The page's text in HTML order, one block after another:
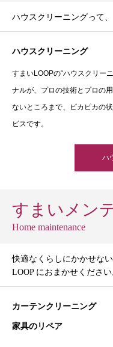
ハウスクリーニングって
ハウスクリーニング
すまいLOOPの“ハウスクリー
ナルが、プロの技術とプロの
ないところまで、ピカピカの
ビスです。
ハ
すまいメン
Home maintenance
快適なくらしにかかせな
LOOP におまかせください
カーテンクリーニング
家具のリペア